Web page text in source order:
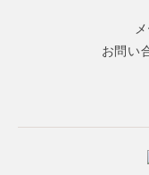
お問い